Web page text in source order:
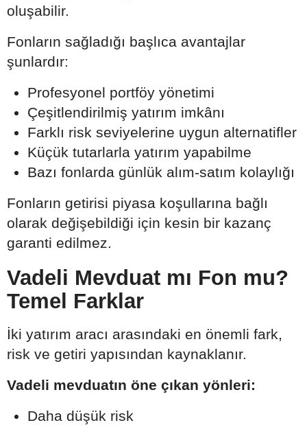
oluşabilir.
Fonların sağladığı başlıca avantajlar
şunlardır:
Profesyonel portföy yönetimi
Çeşitlendirilmiş yatırım imkânı
Farklı risk seviyelerine uygun alternatifler
Küçük tutarlarla yatırım yapabilme
Bazı fonlarda günlük alım-satım kolaylığı
Fonların getirisi piyasa koşullarına bağlı
olarak değişebildiği için kesin bir kazanç
garanti edilmez.
Vadeli Mevduat mı Fon mu?
Temel Farklar
İki yatırım aracı arasındaki en önemli fark,
risk ve getiri yapısından kaynaklanır.
Vadeli mevduatın öne çıkan yönleri:
Daha düşük risk